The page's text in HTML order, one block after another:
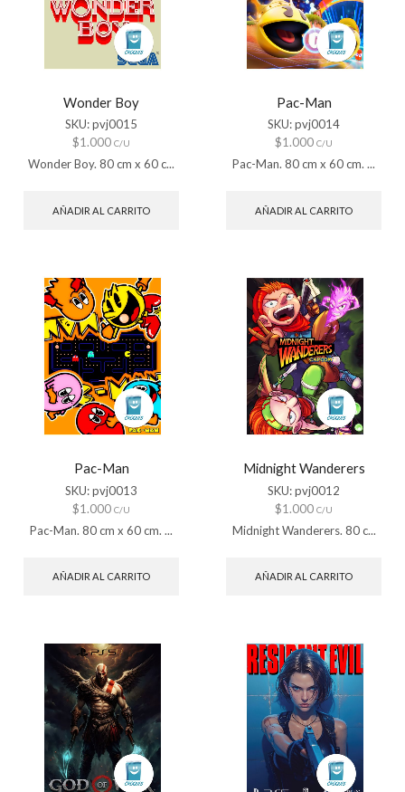
Wonder Boy
SKU:pvj0015
$1.000 C/U
Wonder Boy. 80 cm x 60 c...
AÑADIR AL CARRITO
Pac-Man
SKU:pvj0014
$1.000 C/U
Pac-Man. 80 cm x 60 cm. ...
AÑADIR AL CARRITO
Pac-Man
SKU:pvj0013
$1.000 C/U
Pac-Man. 80 cm x 60 cm. ...
AÑADIR AL CARRITO
Midnight Wanderers
SKU:pvj0012
$1.000 C/U
Midnight Wanderers. 80 c...
AÑADIR AL CARRITO